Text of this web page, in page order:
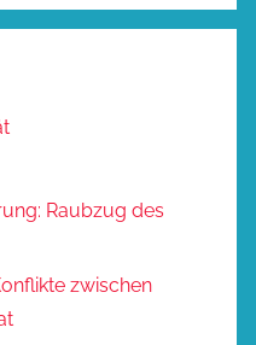
Raubzug des
zwischen